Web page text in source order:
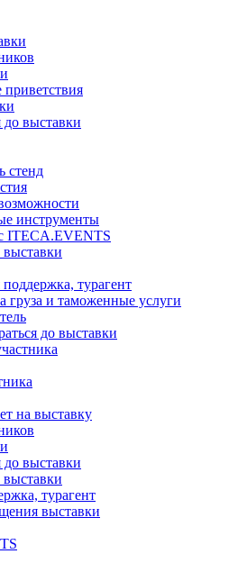
до выставки
стенд
инструменты
ITECA.EVENTS
турагент
груза и таможенные услуги
до выставки
на выставку
до выставки
турагент
выставки